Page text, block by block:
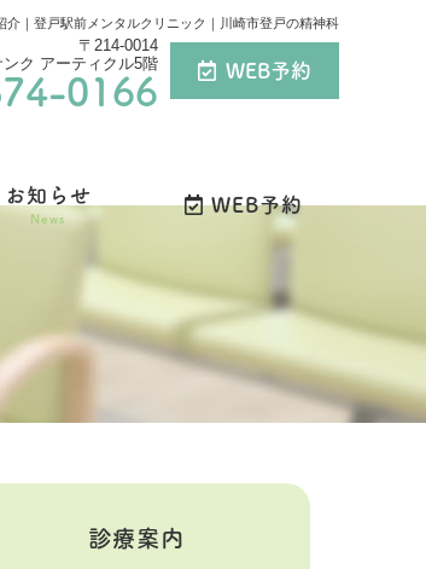
介｜登戸駅前メンタルクリニック｜川崎市登戸の精神科
〒214‐0014
ク アーティクル5階
0166
WEB予約
お知らせ
News
WEB予約
診療案内